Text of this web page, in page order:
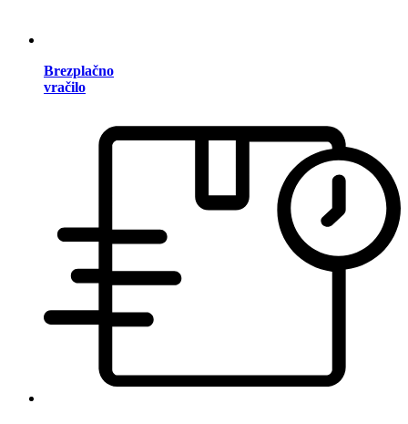
Brezplačno
vračilo